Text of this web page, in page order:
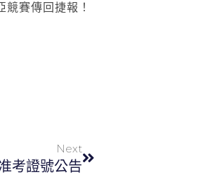
賽傳回捷報！
Next
考證號公告